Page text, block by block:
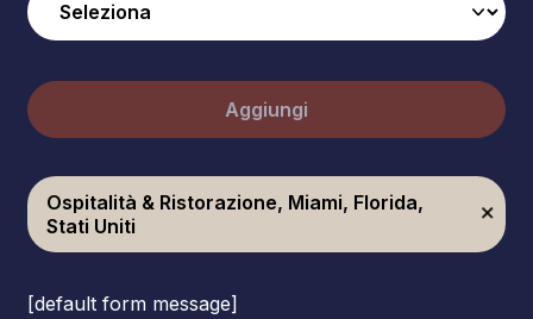
Aggiungi
Ospitalità & Ristorazione, Miami, Florida,
Stati Uniti
[default form message]